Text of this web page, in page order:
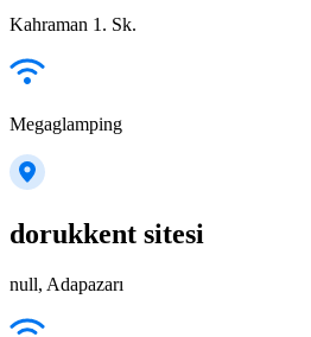
Kahraman 1. Sk.
Megaglamping
dorukkent sitesi
null, Adapazarı